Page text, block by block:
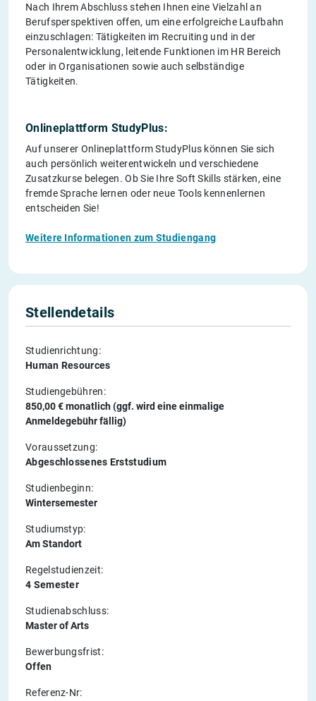
Nach Ihrem Abschluss stehen Ihnen eine Vielzahl an
Berufsperspektiven offen, um eine erfolgreiche Laufbahn
einzuschlagen: Tätigkeiten im Recruiting und in der
Personalentwicklung, leitende Funktionen im HR Bereich
oder in Organisationen sowie auch selbständige
Tätigkeiten.
Onlineplattform StudyPlus:
Auf unserer Onlineplattform StudyPlus können Sie sich
auch persönlich weiterentwickeln und verschiedene
Zusatzkurse belegen. Ob Sie Ihre Soft Skills stärken, eine
fremde Sprache lernen oder neue Tools kennenlernen
entscheiden Sie!
Weitere Informationen zum Studiengang
Stellendetails
Studienrichtung:
Human Resources
Studiengebühren:
850,00 € monatlich (ggf. wird eine einmalige
Anmeldegebühr fällig)
Voraussetzung:
Abgeschlossenes Erststudium
Studienbeginn:
Wintersemester
Studiumstyp:
Am Standort
Regelstudienzeit:
4 Semester
Studienabschluss:
Master of Arts
Bewerbungsfrist:
Offen
Referenz-Nr: